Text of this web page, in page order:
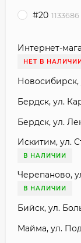
#20 1133686
Интернет-
НЕТ В НАЛИЧИИ
Новосибирск,
Бердск, ул.
Бердск, ул.
Искитим, ул.
В НАЛИЧИИ
Черепаново,
В НАЛИЧИИ
Бийск, ул.
Майма, ул.